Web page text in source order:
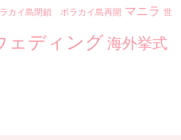
カイ島閉鎖 ボラカイ島再開 マニラ 世
ェディング 海外挙式